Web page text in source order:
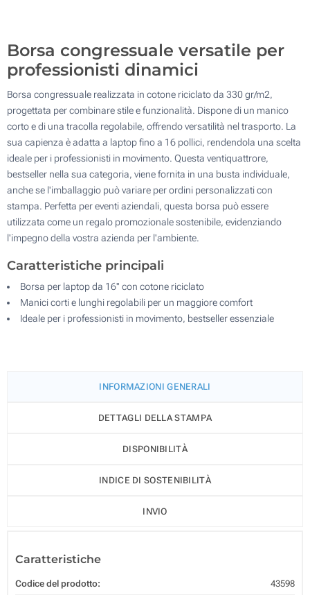
Borsa congressuale versatile per
professionisti dinamici
Borsa congressuale realizzata in cotone riciclato da 330 gr/m2,
progettata per combinare stile e funzionalità. Dispone di un manico
corto e di una tracolla regolabile, offrendo versatilità nel trasporto. La
sua capienza è adatta a laptop fino a 16 pollici, rendendola una scelta
ideale per i professionisti in movimento. Questa ventiquattrore,
bestseller nella sua categoria, viene fornita in una busta individuale,
anche se l'imballaggio può variare per ordini personalizzati con
stampa. Perfetta per eventi aziendali, questa borsa può essere
utilizzata come un regalo promozionale sostenibile, evidenziando
l'impegno della vostra azienda per l'ambiente.
Caratteristiche principali
Borsa per laptop da 16'' con cotone riciclato
Manici corti e lunghi regolabili per un maggiore comfort
Ideale per i professionisti in movimento, bestseller essenziale
INFORMAZIONI GENERALI
DETTAGLI DELLA STAMPA
DISPONIBILITÀ
INDICE DI SOSTENIBILITÀ
INVIO
Caratteristiche
Codice del prodotto: 43598